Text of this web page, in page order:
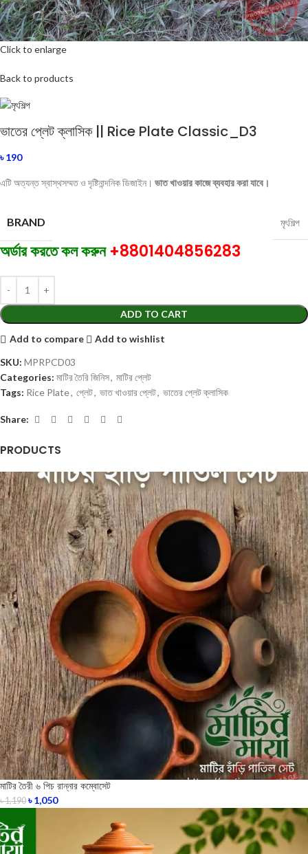
PRODUCTS
মাটির তৈরী ৬ পিচ রান্নার কম্বোসেট
৳1,190 ৳1,050
Click to enlarge
Back to products
ভাতের প্লেট ক্লাসিক || Rice Plate Classic_D3
৳190
এটি অত্যন্ত স্বাস্থসম্মত ও দৃষ্টিনান্দনিক ডিজাইন। ভাত খাওয়ার কাজে ব্যবহার করা যাবে।
BRAND মৃৎশিল্প
অর্ডার করতে কল করুন +8801404856283
ADD TO CART
Add to compare
Add to wishlist
SKU: MPRPCD03
Categories: মাটির তৈরি জিনিস, মাটির প্লেট
Tags: Rice Plate, প্লেট, ভাত খাওয়ার প্লেট, ভাতের প্লেট ক্লাসিক
Share: